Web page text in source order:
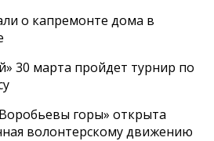
о капремонте дома в
30 марта пройдет турнир по
горы» открыта
волонтерскому движению